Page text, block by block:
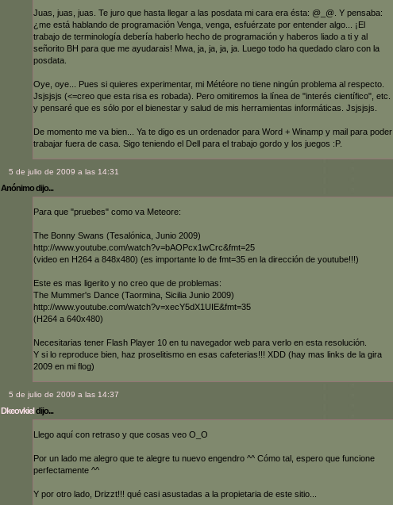
Juas, juas, juas. Te juro que hasta llegar a las posdata mi cara era ésta: @_@. Y pensaba:
¿me está hablando de programación Venga, venga, esfuérzate por entender algo... ¡El
trabajo de terminología debería haberlo hecho de programación y haberos liado a ti y al
señorito BH para que me ayudarais! Mwa, ja, ja, ja, ja. Luego todo ha quedado claro con la
posdata.
Oye, oye... Pues si quieres experimentar, mi Météore no tiene ningún problema al respecto.
Jsjsjsjs (<=creo que esta risa es robada). Pero omitiremos la línea de "interés científico", etc.
y pensaré que es sólo por el bienestar y salud de mis herramientas informáticas. Jsjsjsjs.
De momento me va bien... Ya te digo es un ordenador para Word + Winamp y mail para poder
trabajar fuera de casa. Sigo teniendo el Dell para el trabajo gordo y los juegos :P.
5 de julio de 2009 a las 14:31
Anónimo dijo...
Para que "pruebes" como va Meteore:
The Bonny Swans (Tesalónica, Junio 2009)
http://www.youtube.com/watch?v=bAOPcx1wCrc&fmt=25
(video en H264 a 848x480) (es importante lo de fmt=35 en la dirección de youtube!!!)
Este es mas ligerito y no creo que de problemas:
The Mummer's Dance (Taormina, Sicilia Junio 2009)
http://www.youtube.com/watch?v=xecY5dX1UIE&fmt=35
(H264 a 640x480)
Necesitarias tener Flash Player 10 en tu navegador web para verlo en esta resolución.
Y si lo reproduce bien, haz proselitismo en esas cafeterias!!! XDD (hay mas links de la gira
2009 en mi flog)
5 de julio de 2009 a las 14:37
Dkeovkieldijo...
Llego aquí con retraso y que cosas veo O_O
Por un lado me alegro que te alegre tu nuevo engendro ^^ Cómo tal, espero que funcione
perfectamente ^^
Y por otro lado, Drizzt!!! qué casi asustadas a la propietaria de este sitio...